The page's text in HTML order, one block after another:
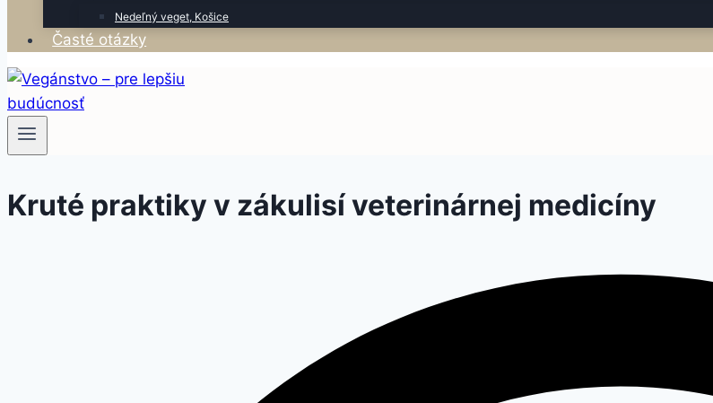
Nedeľný veget, Košice
Časté otázky
Kruté praktiky v zákulisí veterinárnej medicíny